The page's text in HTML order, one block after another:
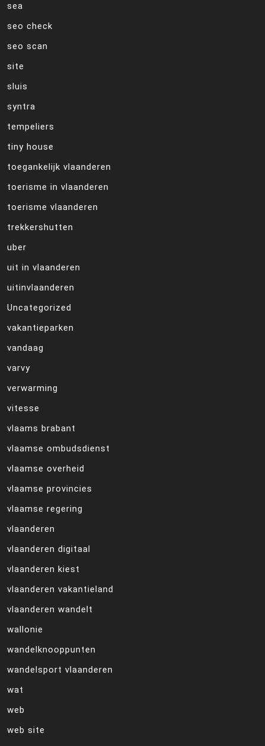
sea
seo check
seo scan
site
sluis
syntra
tempeliers
tiny house
toegankelijk vlaanderen
toerisme in vlaanderen
toerisme vlaanderen
trekkershutten
uber
uit in vlaanderen
uitinvlaanderen
Uncategorized
vakantieparken
vandaag
varvy
verwarming
vitesse
vlaams brabant
vlaamse ombudsdienst
vlaamse overheid
vlaamse provincies
vlaamse regering
vlaanderen
vlaanderen digitaal
vlaanderen kiest
vlaanderen vakantieland
vlaanderen wandelt
wallonie
wandelknooppunten
wandelsport vlaanderen
wat
web
web site